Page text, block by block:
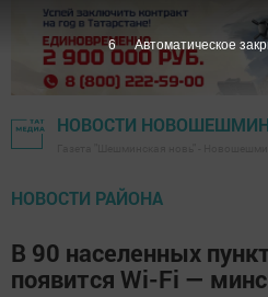
НОВОСТИ
НОВОСТИ РАЙОНА
В 90 населенных
появится Wi-Fi —
5 Автоматическое